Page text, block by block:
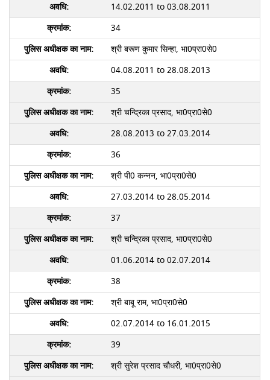
14.02.2011 to 03.08.2011
34
श्री बरूण कुमार सिन्हा, भा0प्रा0से0
04.08.2011 to 28.08.2013
35
श्री चन्द्रिका प्रसाद, भा0प्रा0से0
28.08.2013 to 27.03.2014
36
श्री पी0 कन्नन, भा0प्रा0से0
27.03.2014 to 28.05.2014
37
श्री चन्द्रिका प्रसाद, भा0प्रा0से0
01.06.2014 to 02.07.2014
38
श्री बाबू राम, भा0प्रा0से0
02.07.2014 to 16.01.2015
39
श्री सुरेश प्रसाद चौधरी, भा0प्रा0से0